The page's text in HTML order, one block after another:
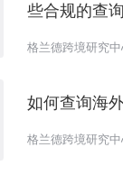
些合规的查
格兰德跨境研究
如何查询海
格兰德跨境研究